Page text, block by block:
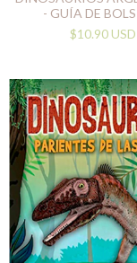
- GUÍA DE
EDUCATIVA
$10.90 USD